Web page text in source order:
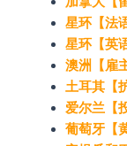
星环【法
星环【英
澳洲【雇
土耳其【
爱尔兰【
葡萄牙【